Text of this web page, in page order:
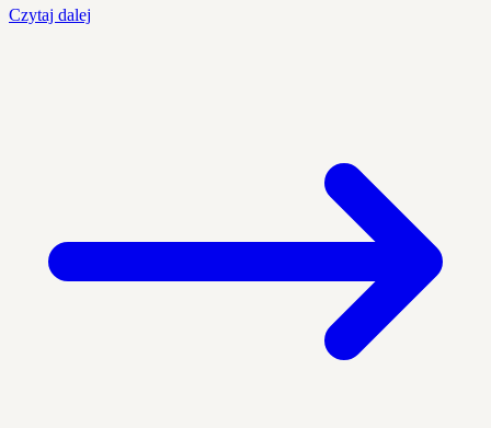
Czytaj dalej